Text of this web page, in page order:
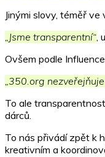
Jinými slovy, téměř
„Jsme transparentní“,
Ovšem podle
„350.org
To ale
dárců.
To nás přivádí zpět k
kreativním a